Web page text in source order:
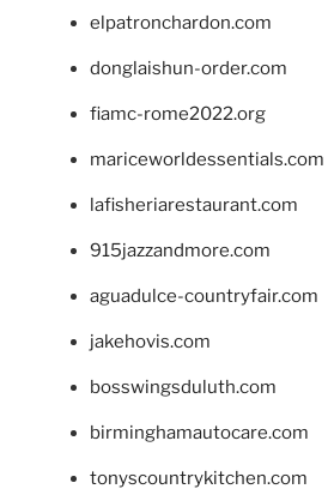
elpatronchardon.com
donglaishun-order.com
fiamc-rome2022.org
mariceworldessentials.com
lafisheriarestaurant.com
915jazzandmore.com
aguadulce-countryfair.com
jakehovis.com
bosswingsduluth.com
birminghamautocare.com
tonyscountrykitchen.com